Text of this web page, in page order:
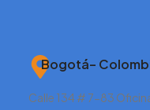
Bogotá–
Calle 134 # 7-83